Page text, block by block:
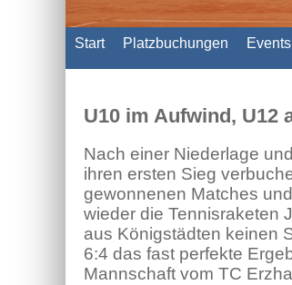
Start Platzbuchungen
U10 im Aufwind, U12
Nach einer Niederlage
ihren ersten Sieg
gewonnenen Matches
wieder die Tennisraketen
aus Königstädten keinen
6:4 das fast perfekte
Mannschaft vom TC